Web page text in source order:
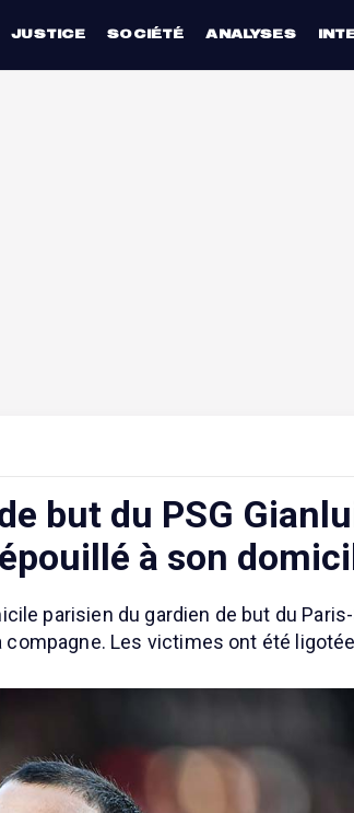
JUSTICE SOCIÉTÉ ANALYSES
but du PSG
à son
parisien du gardien de but du
Les victimes ont été